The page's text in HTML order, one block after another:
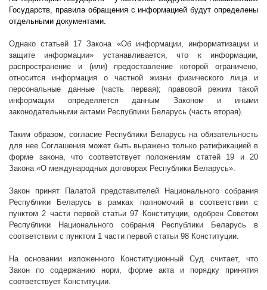
Государств, правила обращения с информацией будут определены
отдельными документами.
Однако статьей 17Закона «Об информации, информатизации и
защите информации» устанавливается, что к информации,
распространение и (или) предоставление которой ограничено,
относится информация о частной жизни физического лица и
персональные данные (часть первая); правовой режим такой
информации определяется данным Законом и иными
законодательными актами Республики Беларусь (часть вторая).
Таким образом, согласие Республики Беларусь на обязательность
для нее Соглашения может быть выражено только ратификацией в
форме закона, что соответствует положениям статей 19 и 20
Закона «О международных договорах Республики Беларусь».
Закон принят Палатой представителей Национального собрания
Республики Беларусь в рамках полномочий в соответствии с
пунктом 2 части первой статьи 97 Конституции, одобрен Советом
Республики Национального собрания Республики Беларусь в
соответствии с пунктом 1 части первой статьи 98 Конституции.
На основании изложенного Конституционный Суд считает, что
Закон по содержанию норм, форме акта и порядку принятия
соответствует Конституции.